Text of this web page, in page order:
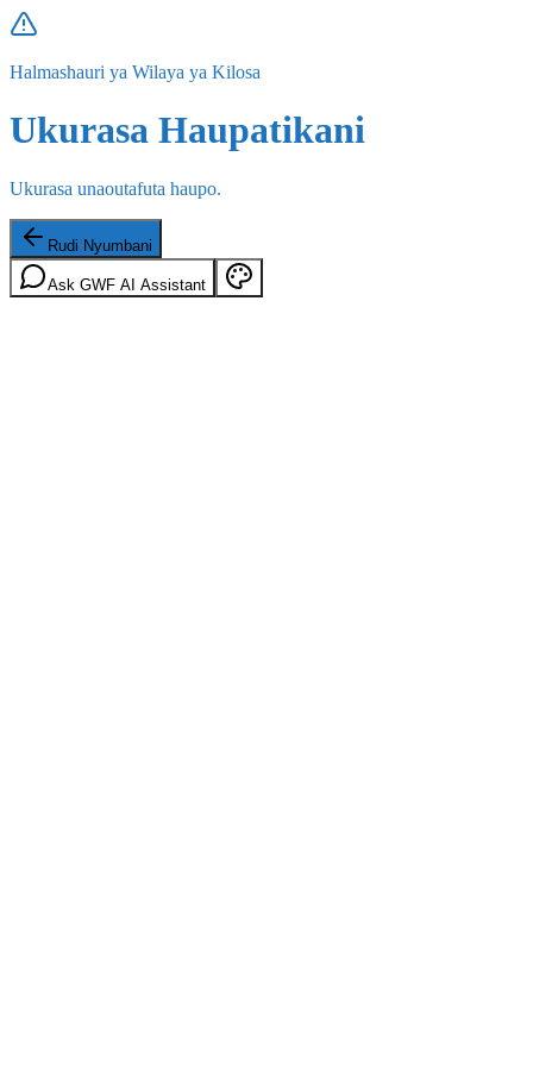
Halmashauri ya Wilaya ya Kilosa
Ukurasa Haupatikani
Ukurasa unaoutafuta haupo.
Rudi Nyumbani
Ask GWF AI Assistant